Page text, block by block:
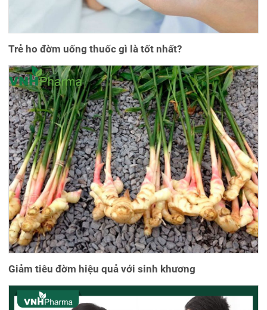
Trẻ ho đờm uống thuốc gì là tốt nhất?
Giảm tiêu đờm hiệu quả với sinh khương